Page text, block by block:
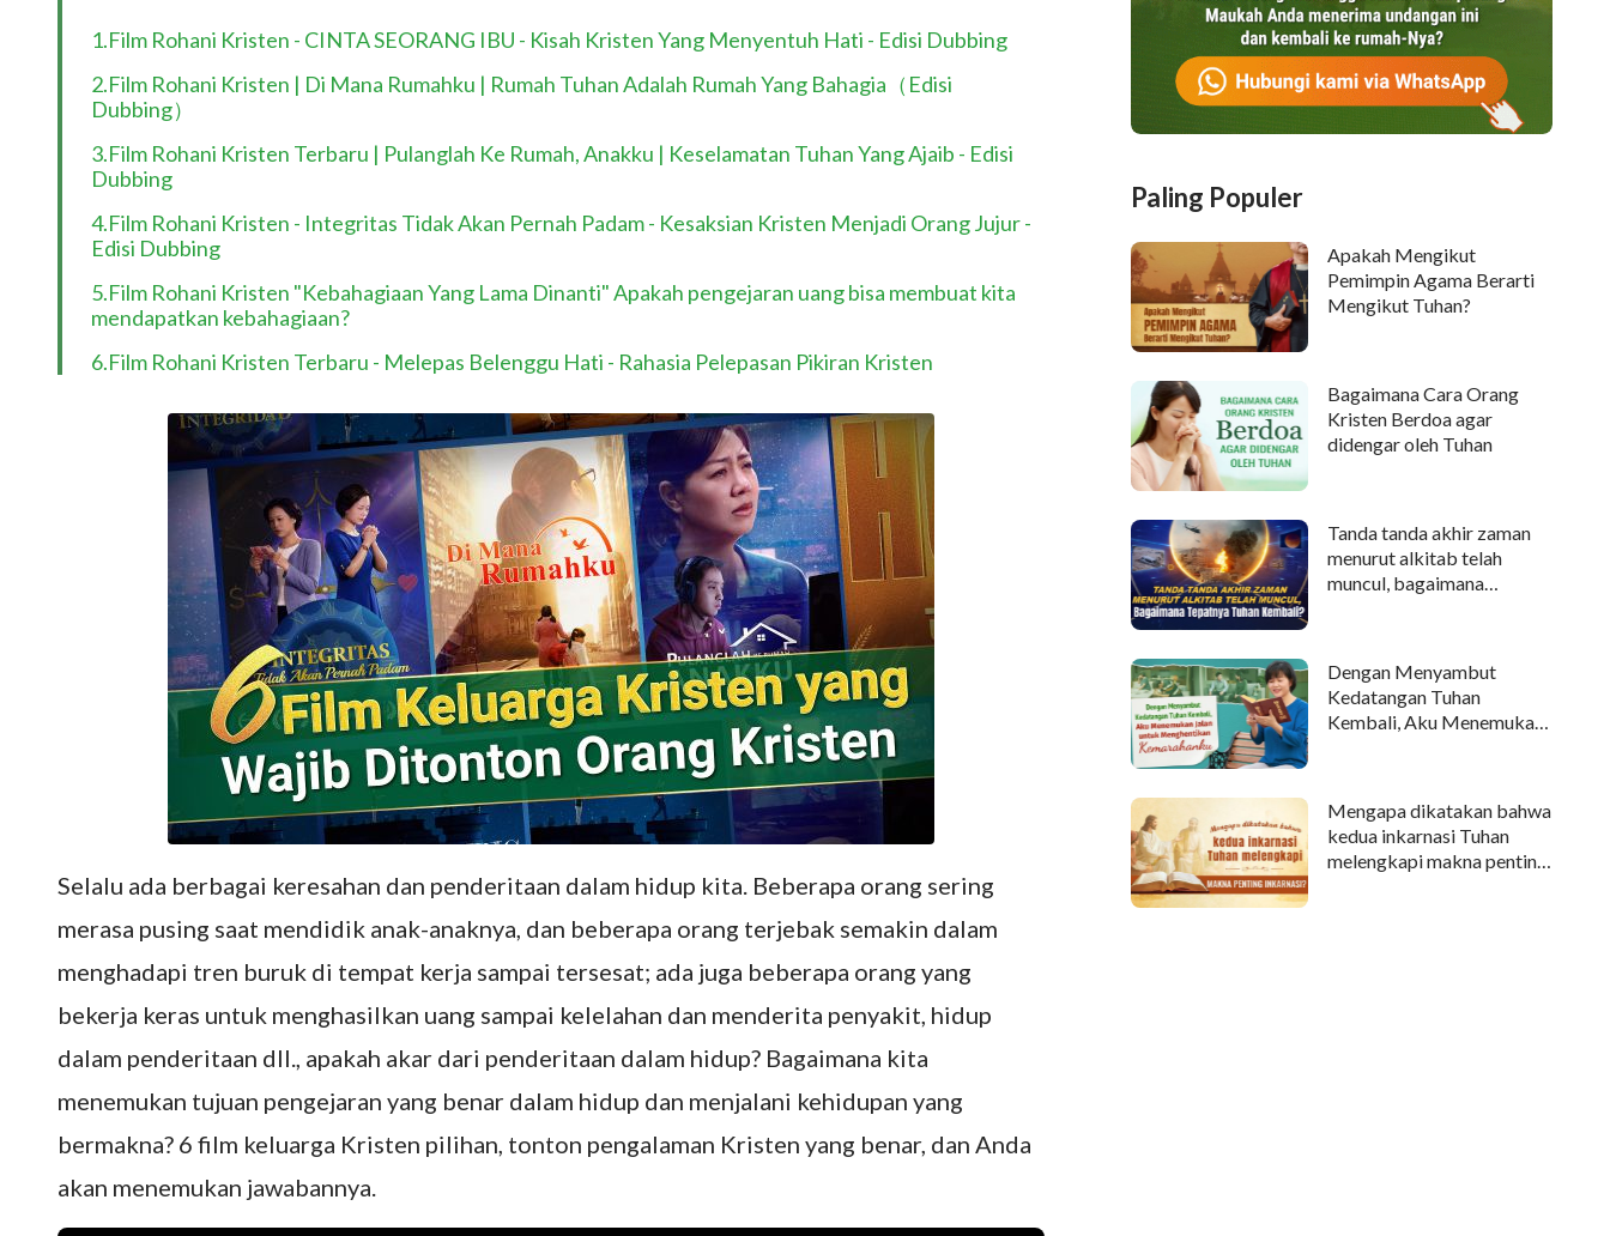
1.Film Rohani Kristen - CINTA SEORANG IBU - Kisah Kristen Yang Menyentuh Hati - Edisi Dubbing
2.Film Rohani Kristen | Di Mana Rumahku | Rumah Tuhan Adalah Rumah Yang Bahagia（Edisi
Dubbing）
3.Film Rohani Kristen Terbaru | Pulanglah Ke Rumah, Anakku | Keselamatan Tuhan Yang Ajaib - Edisi
Dubbing
4.Film Rohani Kristen - Integritas Tidak Akan Pernah Padam - Kesaksian Kristen Menjadi Orang Jujur -
Edisi Dubbing
5.Film Rohani Kristen "Kebahagiaan Yang Lama Dinanti" Apakah pengejaran uang bisa membuat kita
mendapatkan kebahagiaan?
6.Film Rohani Kristen Terbaru - Melepas Belenggu Hati - Rahasia Pelepasan Pikiran Kristen
Selalu ada berbagai keresahan dan penderitaan dalam hidup kita. Beberapa orang sering
merasa pusing saat mendidik anak-anaknya, dan beberapa orang terjebak semakin dalam
menghadapi tren buruk di tempat kerja sampai tersesat; ada juga beberapa orang yang
bekerja keras untuk menghasilkan uang sampai kelelahan dan menderita penyakit, hidup
dalam penderitaan dll., apakah akar dari penderitaan dalam hidup? Bagaimana kita
menemukan tujuan pengejaran yang benar dalam hidup dan menjalani kehidupan yang
bermakna? 6 film keluarga Kristen pilihan, tonton pengalaman Kristen yang benar, dan Anda
akan menemukan jawabannya.
Paling Populer
Apakah Mengikut
Pemimpin Agama Berarti
Mengikut Tuhan?
Bagaimana Cara Orang
Kristen Berdoa agar
didengar oleh Tuhan
Tanda tanda akhir zaman
menurut alkitab telah
muncul, bagaimana
Dengan Menyambut
Kedatangan Tuhan
Kembali, Aku Menemukan
Mengapa dikatakan bahwa
kedua inkarnasi Tuhan
melengkapi makna penting